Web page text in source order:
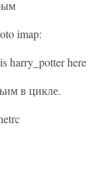
imap:
harry_potter here
в цикле.